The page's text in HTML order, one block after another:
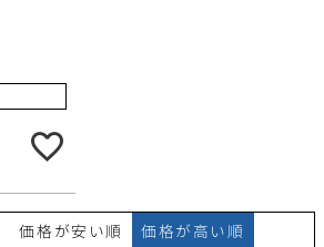
価格が安い順 価格が高い順